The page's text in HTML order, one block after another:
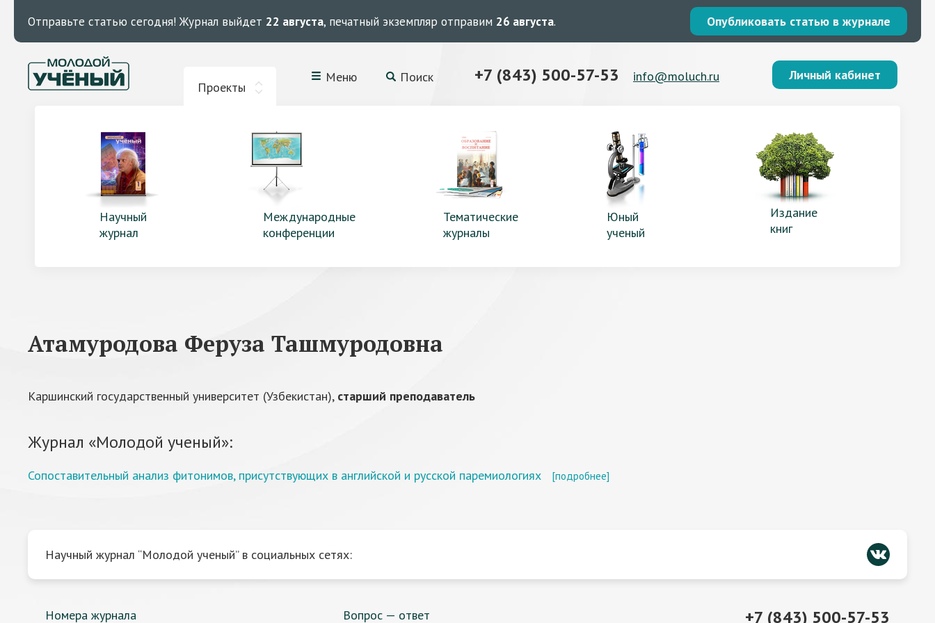
Отправьте статью сегодня! Журнал выйдет 22 августа, печатный экземпляр отправим 26 августа. Опубликовать статью в журнале
Проекты
Меню Поиск +7 (843) 500-57-53 info@moluch.ru Личный кабинет
Научный
журнал
Международные
конференции
Тематические
журналы
Юный
ученый
Издание
книг
Атамуродова Феруза Ташмуродовна
Каршинский государственный университет (Узбекистан), старший преподаватель
Журнал «Молодой ученый»:
Сопоставительный анализ фитонимов, присутствующих в английской и русской паремиологиях [подробнее]
Научный журнал “Молодой ученый” в социальных сетях:
Номера журнала Вопрос — ответ +7 (843) 500-57-53